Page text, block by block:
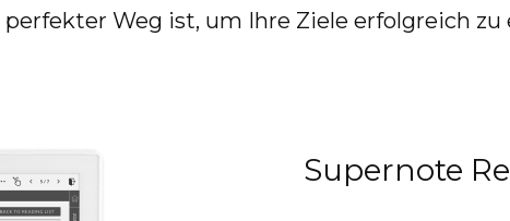
perfekter Weg ist, um Ihre Ziele erfolgreich zu
Supernote